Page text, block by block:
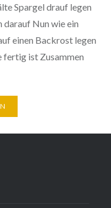
Spargel drauf legen
Nun wie ein
einen Backrost legen
fertig ist Zusammen